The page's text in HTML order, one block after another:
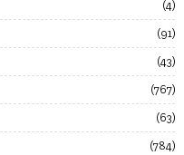
4
91
43
767
63
784